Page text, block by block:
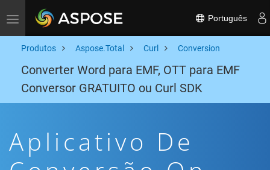
Toggle navigation Português
Produtos Aspose.Total Curl Conversion
Converter Word para EMF, OTT para EMF
Conversor GRATUITO ou Curl SDK
Aplicativo De